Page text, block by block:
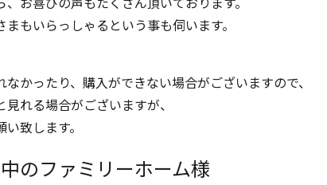
もいらっしゃるという事も伺います。
かったり、購入ができない場合がございますので、
れる場合がございますが、
致します。
のファミリーホーム様